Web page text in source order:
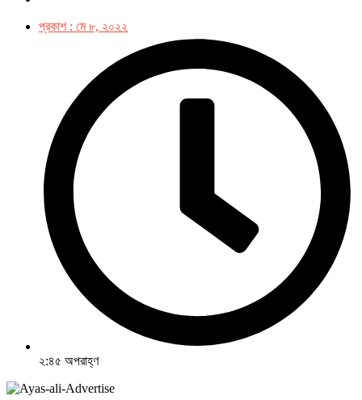
প্রকাশ : মে ৮, ২০২২
২:৪৫ অপরাহ্ণ